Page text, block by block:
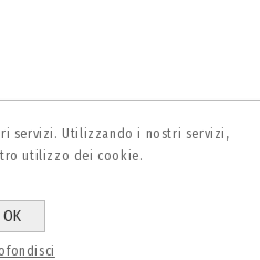
250 V
II
servizi. Utilizzando i nostri servizi,
utilizzo dei cookie.
OK